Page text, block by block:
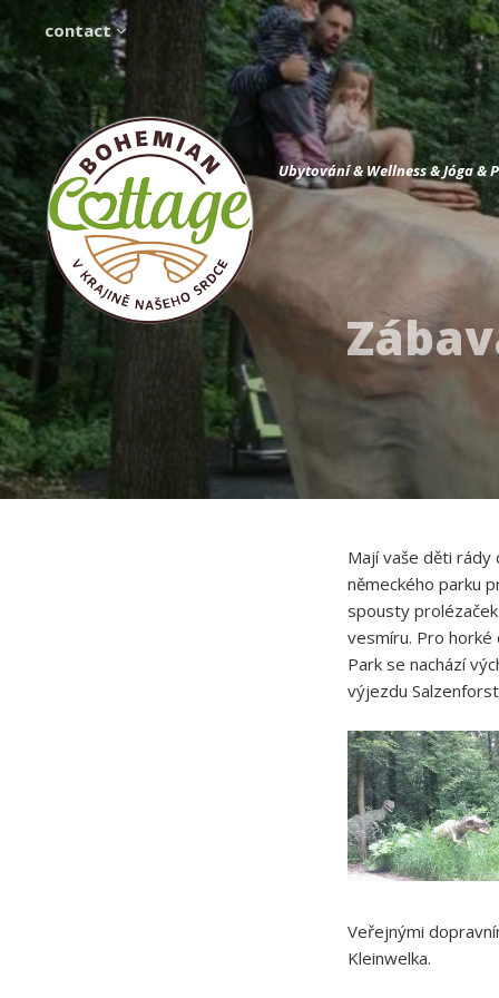
contact
Ubytování & Wellness & Jóga &
Mají vaše děti rády
německého parku
spousty
vesmíru. Pro
Park se nachází
výjezdu
Veřejnými
Kleinwelka.